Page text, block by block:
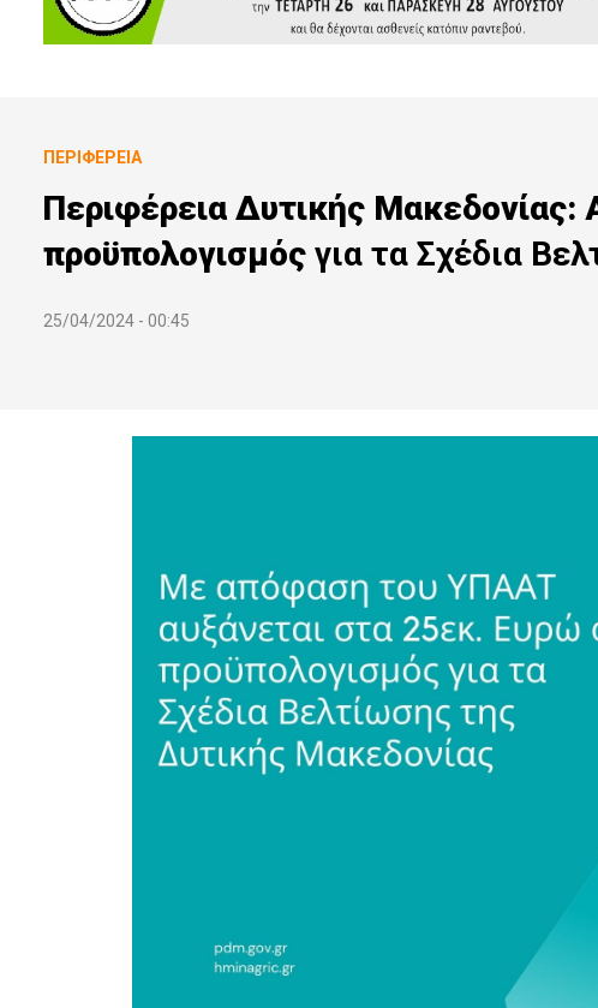
ΠΕΡΙΦΈΡΕΙΑ
Περιφέρεια Δυτικής Μακεδονίας:
προϋπολογισμός για τα Σχέδια
25/04/2024 - 00:45